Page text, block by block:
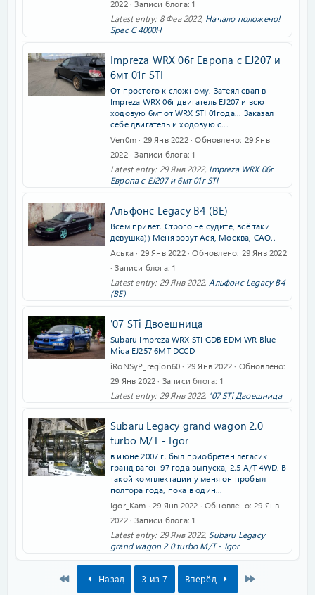
2022
Записи блога 1
Latest entry: 8 Фев 2022, Начало положено!
Spec C 4000H
Impreza WRX 06г Европа с EJ207 и
6мт 01г STI
От простого к сложному. Затеял свап в
Impreza WRX 06г двигатель EJ207 и всю
ходовую 6мт от WRX STI 01года... Заказал
себе двигатель и ходовую с...
Ven0m
29 Янв 2022 Обновлено 29 Янв
2022
Записи блога 1
Latest entry: 29 Янв 2022, Impreza WRX 06г
Европа с EJ207 и 6мт 01г STI
Альфонс Legacy B4 (BE)
Всем привет. Строго не судите, всё таки
девушка)) Меня зовут Ася, Москва, САО..
Аська
29 Янв 2022 Обновлено 29 Янв 2022
Записи блога 1
Latest entry: 29 Янв 2022, Альфонс Legacy B4
(BE)
'07 STi Двоешница
Subaru Impreza WRX STI GDB EDM WR Blue
Mica EJ257 6MT DCCD
iRoNSyP_region60
29 Янв 2022
Обновлено
29 Янв 2022
Записи блога 1
Latest entry: 29 Янв 2022, '07 STi Двоешница
Subaru Legacy grand wagon 2.0
turbo M/T - Igor
в июне 2007 г. был приобретен легасик
гранд вагон 97 года выпуска, 2.5 А/Т 4WD. В
такой комплектации у меня он пробыл
полтора года, пока в один...
Igor_Kam
29 Янв 2022 Обновлено 29 Янв
2022
Записи блога 1
Latest entry: 29 Янв 2022, Subaru Legacy
grand wagon 2.0 turbo M/T - Igor
Назад 3 из 7 Вперёд